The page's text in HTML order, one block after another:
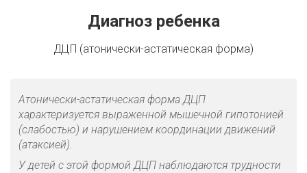
Диагноз ребенка
ДЦП (атонически-астатическая форма)
Атонически-астатическая формаДЦП
характеризуется выраженной мышечной гипотонией
(слабостью) и нарушением координации движений
(атаксией).
У детей с этой формой ДЦП наблюдаются трудности